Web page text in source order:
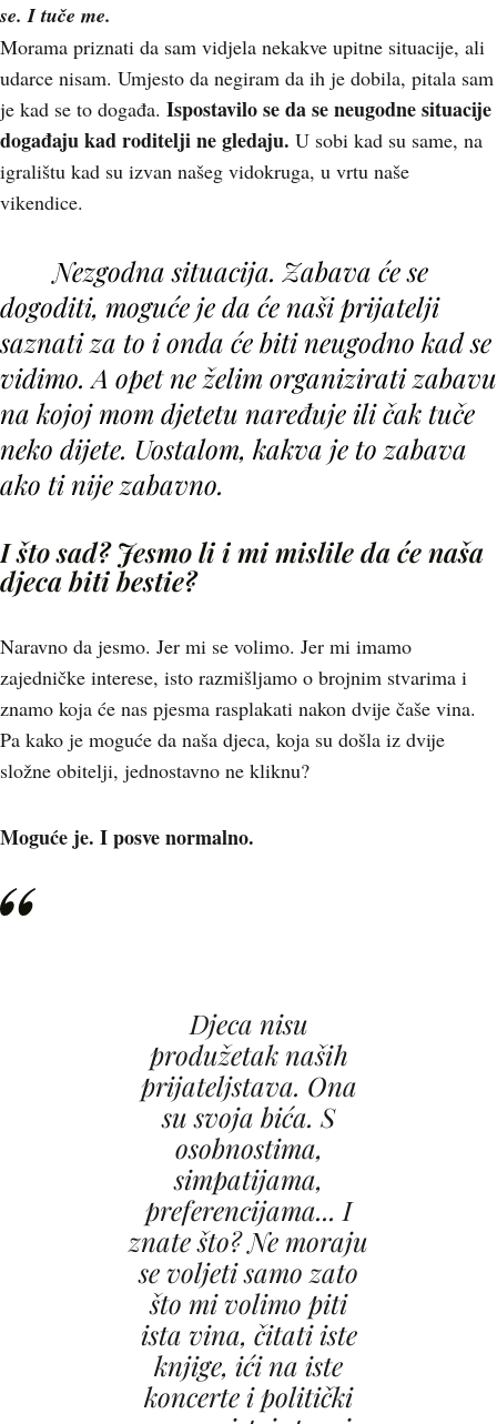
se. I tuče me.
Morama priznati da sam vidjela nekakve upitne situacije, ali
udarce nisam. Umjesto da negiram da ih je dobila, pitala sam
je kad se to događa. Ispostavilo se da se neugodne situacije
događaju kad roditelji ne gledaju. U sobi kad su same, na
igralištu kad su izvan našeg vidokruga, u vrtu naše
vikendice.
Nezgodna situacija. Zabava će se
dogoditi, moguće je da će naši prijatelji
saznati za to i onda će biti neugodno kad se
vidimo. A opet ne želim organizirati zabavu
na kojoj mom djetetu naređuje ili čak tuče
neko dijete. Uostalom, kakva je to zabava
ako ti nije zabavno.
I što sad? Jesmo li i mi mislile da će naša
djeca biti bestie?
Naravno da jesmo. Jer mi se volimo. Jer mi imamo
zajedničke interese, isto razmišljamo o brojnim stvarima i
znamo koja će nas pjesma rasplakati nakon dvije čaše vina.
Pa kako je moguće da naša djeca, koja su došla iz dvije
složne obitelji, jednostavno ne kliknu?
Moguće je. I posve normalno.
Djeca nisu
produžetak naših
prijateljstava. Ona
su svoja bića. S
osobnostima,
simpatijama,
preferencijama... I
znate što? Ne moraju
se voljeti samo zato
što mi volimo piti
ista vina, čitati iste
knjige, ići na iste
koncerte i politički